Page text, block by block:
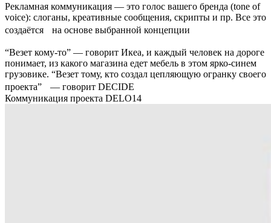
Рекламная коммуникация — это голос вашего бренда (tone of
voice): слоганы, креативные сообщения, скрипты и пр. Все это
создаётся на основе выбранной концепции
“Везет кому-то” — говорит Икеа, и каждый человек на дороге
понимает, из какого магазина едет мебель в этом ярко-синем
грузовике. “Везет тому, кто создал цепляющую огранку своего
проекта” — говорит DECIDE
Коммуникация проекта DELO14